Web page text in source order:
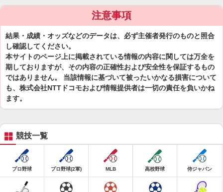
注意事項
結果・成績・オッズなどのデータは、必ず主催者発行のものと照合
し確認してください。
本サイトのページ上に掲載されている情報の内容に関しては万全を
期しておりますが、その内容の正確性および安全性を保証するもの
ではありません。 当該情報に基づいて被ったいかなる損害について
も、株式会社NTTドコモおよび情報提供者は一切の責任を負いかね
ます。
競技一覧
プロ野球 プロ野球(2軍) MLB 高校野球 侍ジャパン